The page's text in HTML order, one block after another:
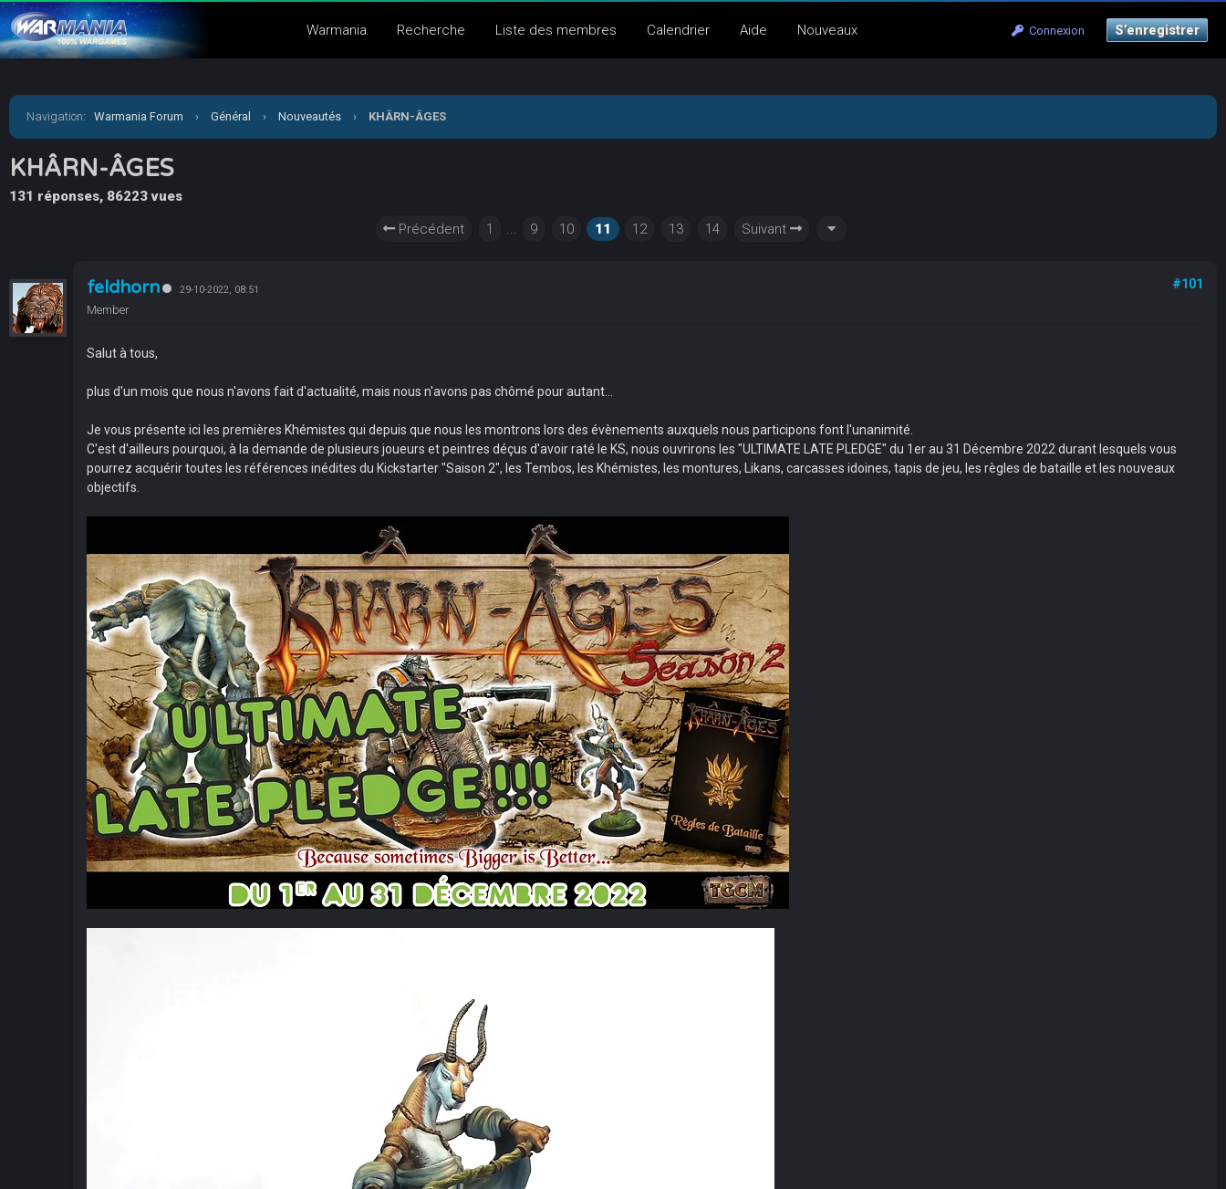
Connexion S’enregistrer
Warmania Recherche Liste des membres Calendrier Aide Nouveaux
Navigation: Warmania Forum › Général › Nouveautés › KHÂRN-ÂGES
KHÂRN-ÂGES
131 réponses, 86223 vues
Précédent
1 ... 9 10 11 12 13 14 Suivant
feldhorn 29-10-2022, 08:51
Member
#101
Salut à tous,
plus d'un mois que nous n'avons fait d'actualité, mais nous n'avons pas chômé pour autant...
Je vous présente ici les premières Khémistes qui depuis que nous les montrons lors des évènements auxquels nous participons font l'unanimité.
C'est d'ailleurs pourquoi, à la demande de plusieurs joueurs et peintres déçus d'avoir raté le KS, nous ouvrirons les "ULTIMATE LATE PLEDGE" du 1er au 31 Décembre 2022 durant lesquels vous
pourrez acquérir toutes les références inédites du Kickstarter "Saison 2", les Tembos, les Khémistes, les montures, Likans, carcasses idoines, tapis de jeu, les règles de bataille et les nouveaux
objectifs.